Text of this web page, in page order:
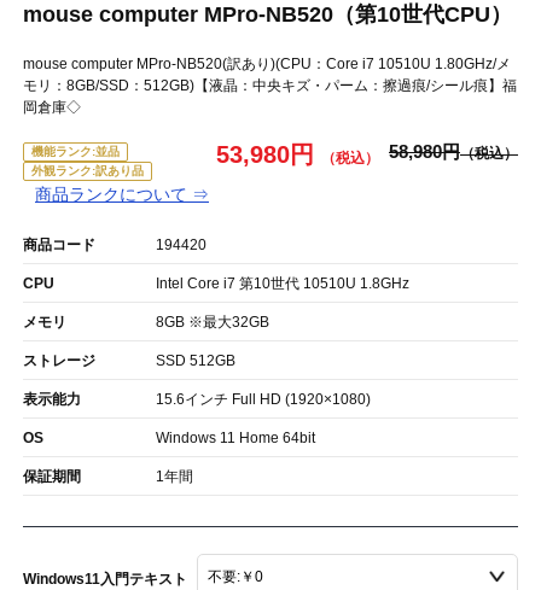
mouse computer MPro-NB520（第10世代CPU）
mouse computer MPro-NB520(訳あり)(CPU：Core i7 10510U 1.80GHz/メ
モリ：8GB/SSD：512GB)【液晶：中央キズ・パーム：擦過痕/シール痕】福
岡倉庫◇
機能ランク:並品
外観ランク:訳あり品
商品ランクについて ⇒
53,980円 58,980円
商品コード 194420
CPU Intel Core i7 第10世代 10510U 1.8GHz
メモリ 8GB ※最大32GB
ストレージ SSD 512GB
表示能力 15.6インチ Full HD (1920×1080)
OS Windows 11 Home 64bit
保証期間 1年間
Windows11入門テキスト